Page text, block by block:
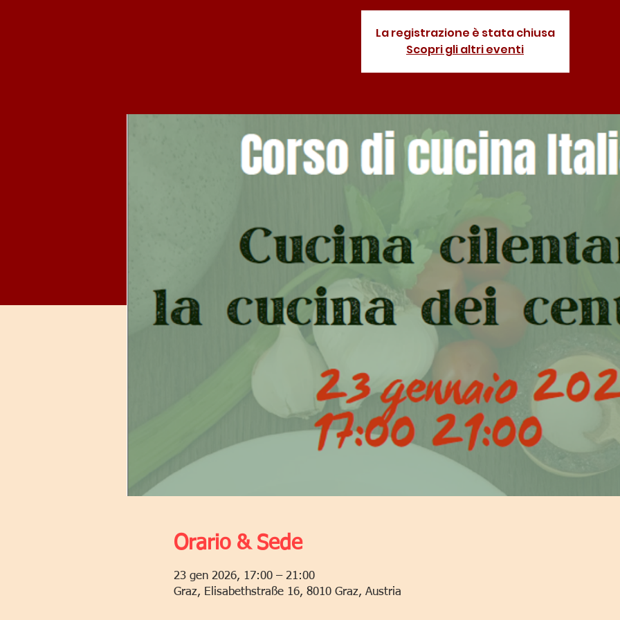
La registrazione è stata chiusa
Scopri gli altri eventi
Orario & Sede
23 gen 2026, 17:00 – 21:00
Graz, Elisabethstraße 16, 8010 Graz, Austria